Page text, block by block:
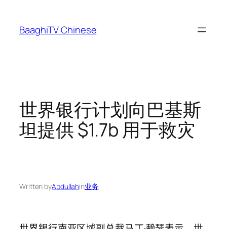
content
BaaghiTV Chinese
世界银行计划向巴基斯
坦提供 $1.7b 用于救灾
Written byAbdullahin业务